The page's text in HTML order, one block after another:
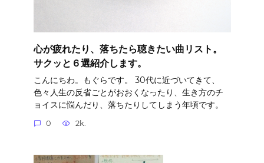
心が疲れたり、落ちたら聴きたい曲リスト。
サクッと６選紹介します。
こんにちわ。もぐらです。 30代に近づいてきて、
色々人生の反省ごとがおおくなったり、生き方のチ
ョイスに悩んだり、落ちたりしてしまう年頃です。
0 2k.